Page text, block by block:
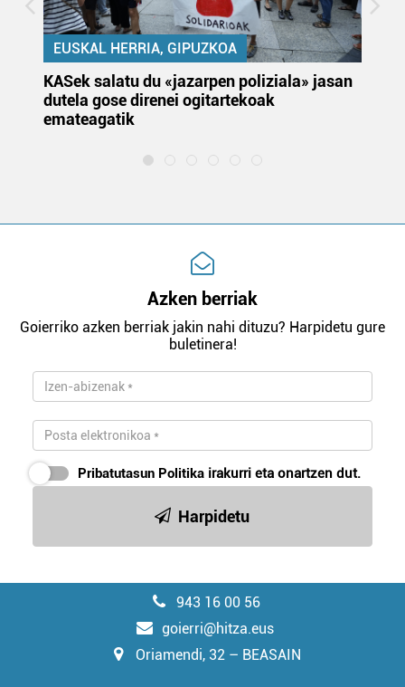
EUSKAL HERRIA, GIPUZKOA
KASek salatu du «jazarpen poliziala» jasan
dutela gose direnei ogitartekoak
emateagatik
Azken berriak
Goierriko azken berriak jakin nahi dituzu? Harpidetu gure
buletinera!
Pribatutasun Politika irakurri eta onartzen dut.
Harpidetu
943 16 00 56
goierri@hitza.eus
Oriamendi, 32 – BEASAIN